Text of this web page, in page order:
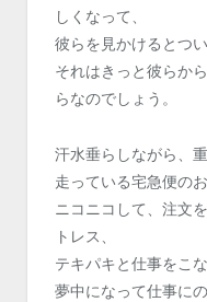
しくなって、
彼らを見かけるとつ
それはきっと彼らか
らなのでしょう。
汗水垂らしながら、
走っている宅急便のお
ニコニコして、注文
トレス、
テキパキと仕事をこ
夢中になって仕事に